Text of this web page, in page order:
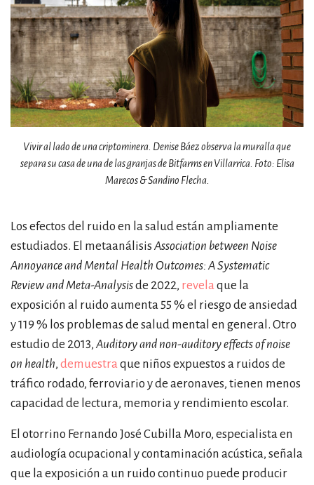
Vivir al lado de una criptominera. Denise Báez observa la muralla que
separa su casa de una de las granjas de Bitfarms en Villarrica. Foto: Elisa
Marecos & Sandino Flecha.
Los efectos del ruido en la salud están ampliamente
estudiados. El metaanálisis Association between Noise
Annoyance and Mental Health Outcomes: A Systematic
Review and Meta-Analysisde 2022, revela que la
exposición al ruido aumenta 55 % el riesgo de ansiedad
y 119 % los problemas de salud mental en general. Otro
estudio de 2013, Auditory and non-auditory effects of noise
on health, demuestra que niños expuestos a ruidos de
tráfico rodado, ferroviario y de aeronaves, tienen menos
capacidad de lectura, memoria y rendimiento escolar.
El otorrino Fernando José Cubilla Moro, especialista en
audiología ocupacional y contaminación acústica, señala
que la exposición a un ruido continuo puede producir